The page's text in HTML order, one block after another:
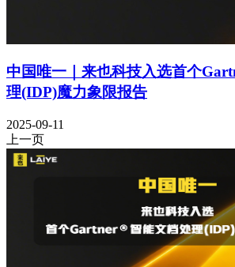
中国唯一｜来也科技入选首个
理(IDP)魔力象限报告
2025-09-11
上一页